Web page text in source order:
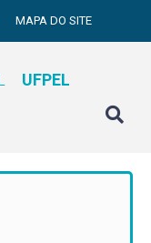
MAPA DO SITE
UFPEL